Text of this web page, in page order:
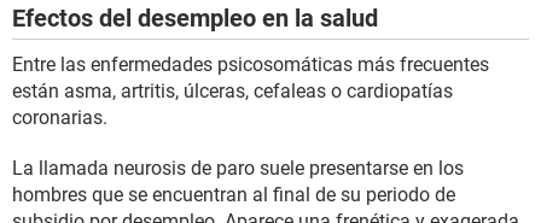
Efectos del desempleo en la salud
Entre las enfermedades psicosomáticas más frecuentes
están asma, artritis, úlceras, cefaleas o cardiopatías
coronarias.
La llamada neurosis de paro suele presentarse en los
hombres que se encuentran al final de su periodo de